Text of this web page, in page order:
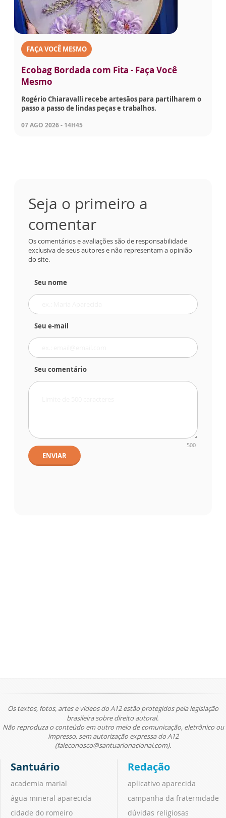
FAÇA VOCÊ MESMO
Ecobag Bordada com Fita - Faça Você
Mesmo
Rogério Chiaravalli recebe artesãos para partilharem o
passo a passo de lindas peças e trabalhos.
07 AGO 2026 - 14H45
Seja o primeiro a
comentar
Os comentários e avaliações são de responsabilidade
exclusiva de seus autores e não representam a opinião
do site.
Seu nome
Seu e-mail
Seu comentário
500
ENVIAR
Os textos, fotos, artes e vídeos do A12 estão protegidos pela legislação
brasileira sobre direito autoral.
Não reproduza o conteúdo em outro meio de comunicação, eletrônico ou
impresso, sem autorização expressa do A12
(faleconosco@santuarionacional.com).
Santuário
academia marial
água mineral aparecida
cidade do romeiro
Redação
aplicativo aparecida
campanha da fraternidade
dúvidas religiosas